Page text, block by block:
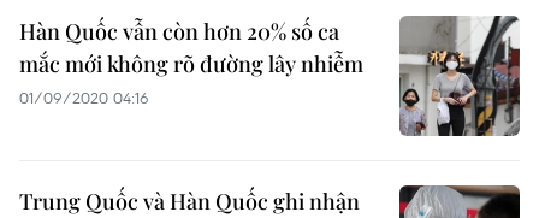
Hàn Quốc vẫn còn hơn 20% số ca
mắc mới không rõ đường lây nhiễm
01/09/2020 04:16
Trung Quốc và Hàn Quốc ghi nhận